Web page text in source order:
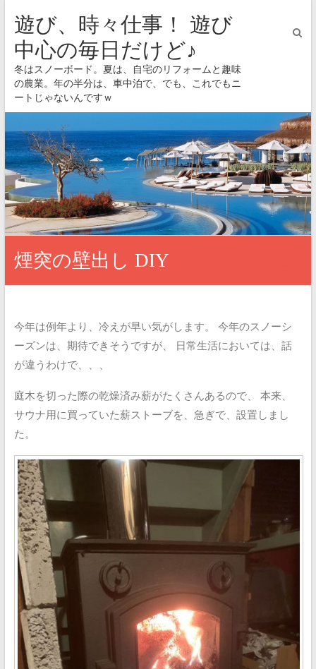
遊び、時々仕事！ 遊び
中心の毎日だけど♪
冬はスノーボード。夏は、自宅のリフォームと趣味
の農業。年の半分は、車中泊で、でも、これでもニ
ートじゃないんですｗ
煙突の壁出し DIY
今年は例年より、冷えが早い気がします。
今年のスノーシ
ーズンは、期待できそうですが、
日常生活においては、話
が違うわけで、、、
庭木を切った際の乾燥済み薪がたくさんあるので、
本来、
サウナ用に買っていた薪ストーブを、急ぎで、設置しまし
た。